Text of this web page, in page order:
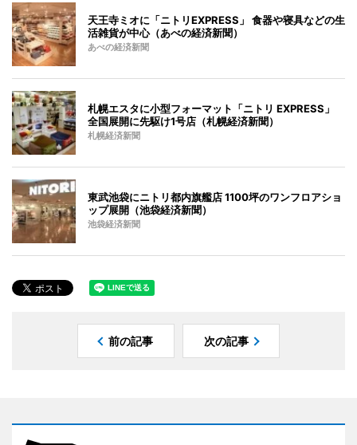
天王寺ミオに「ニトリEXPRESS」 食器や寝具などの生
活雑貨が中心（あべの経済新聞）
あべの経済新聞
札幌エスタに小型フォーマット「ニトリ EXPRESS」
全国展開に先駆け1号店（札幌経済新聞）
札幌経済新聞
東武池袋にニトリ都内旗艦店 1100坪のワンフロアショ
ップ展開（池袋経済新聞）
池袋経済新聞
前の記事 次の記事